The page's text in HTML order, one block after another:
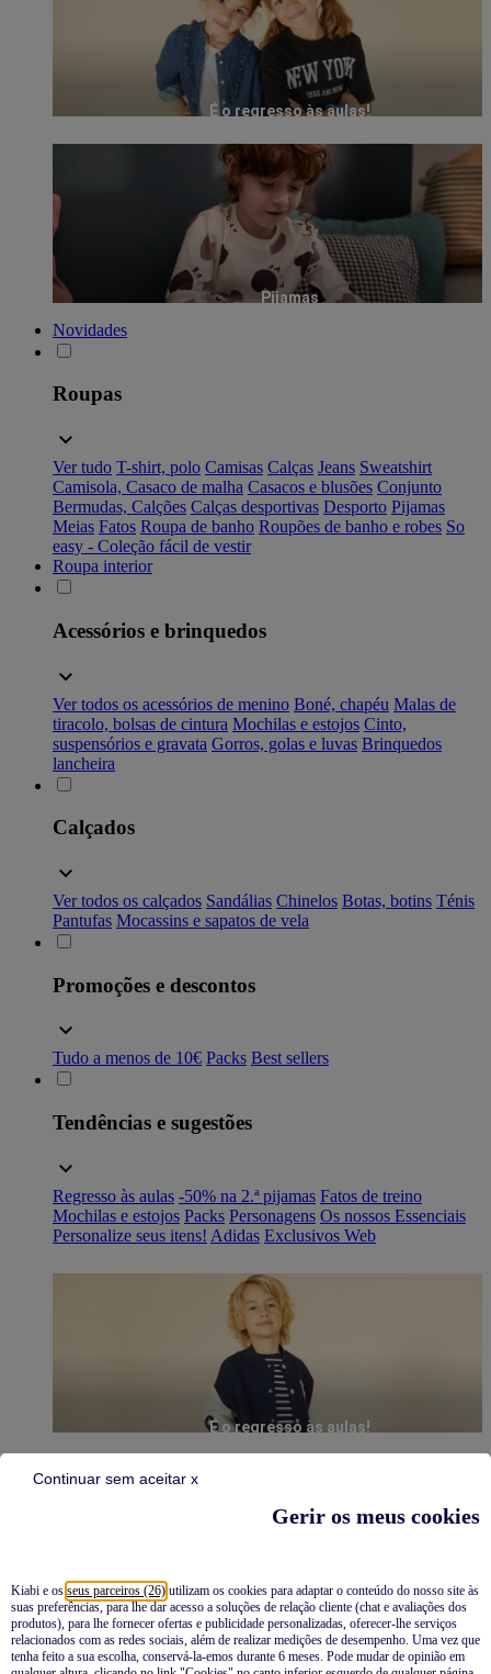
Gerir os meus cookies
Kiabi e os seus parceiros (26) utilizam os cookies para adaptar o conteúdo do nosso site às
suas preferências, para lhe dar acesso a soluções de relação cliente (chat e avaliações dos
produtos), para lhe fornecer ofertas e publicidade personalizadas, oferecer-lhe serviços
relacionados com as redes sociais, além de realizar medições de desempenho. Uma vez que
tenha feito a sua escolha, conservá-la-emos durante 6 meses. Pode mudar de opinião em
Continuar sem aceitar x
É o regresso às aulas!
Pijamas
Novidades
Roupas
Ver tudo T-shirt, polo Camisas Calças Jeans Sweatshirt
Camisola, Casaco de malha Casacos e blusões Conjunto
Bermudas, Calções Calças desportivas Desporto Pijamas
Meias Fatos Roupa de banho Roupões de banho e robes So
easy - Coleção fácil de vestir
Roupa interior
Acessórios e brinquedos
Ver todos os acessórios de menino Boné, chapéu Malas de
tiracolo, bolsas de cintura Mochilas e estojos Cinto,
suspensórios e gravata Gorros, golas e luvas Brinquedos
lancheira
Calçados
Ver todos os calçados Sandálias Chinelos Botas, botins Ténis
Pantufas Mocassins e sapatos de vela
Promoções e descontos
Tudo a menos de 10€ Packs Best sellers
Tendências e sugestões
Regresso às aulas -50% na 2.ª pijamas Fatos de treino
Mochilas e estojos Packs Personagens Os nossos Essenciais
Personalize seus itens! Adidas Exclusivos Web
É o regresso às aulas!
Pijamas
Novidades